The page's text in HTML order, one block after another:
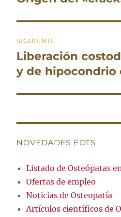
SIGUIENTE
Entrada
siguiente:
Liberación
y de hipocondrio
NOVEDADES EOTS
Listado de Osteópatas
Ofertas de empleo
Noticias de Osteopatía
Artículos científicos de